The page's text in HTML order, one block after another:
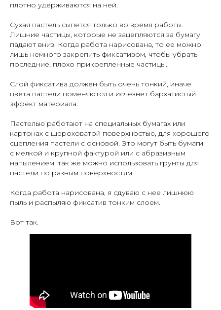
плотно удерживаются на ней.
Сухая пастель сыпется только во время работы.
Лишние частицы, которые не зацепляются за бумагу
падают вниз. Когда работа нарисована, то ее можно
лишь немного закрепить фиксативом, чтобы убрать
последние, плохо прикрепленные частицы.
Слой фиксатива должен быть очень тонкий, иначе
цвета пастели поменяются и исчезнет бархатистый
эффект материала.
Пастелью работают на специальных бумагах или
картонах с шероховатой поверхностью, для хорошего
сцепления пастели с основой. Это могут быть бумаги
с мелкой и крупной фактурой или с абразивным
напылением, так же можно использовать грунты для
пастели по разным поверхностям.
Когда работа нарисована, я сдуваю с нее лишнюю
пыль и распыляю фиксатив тонким слоем.
Вот так.